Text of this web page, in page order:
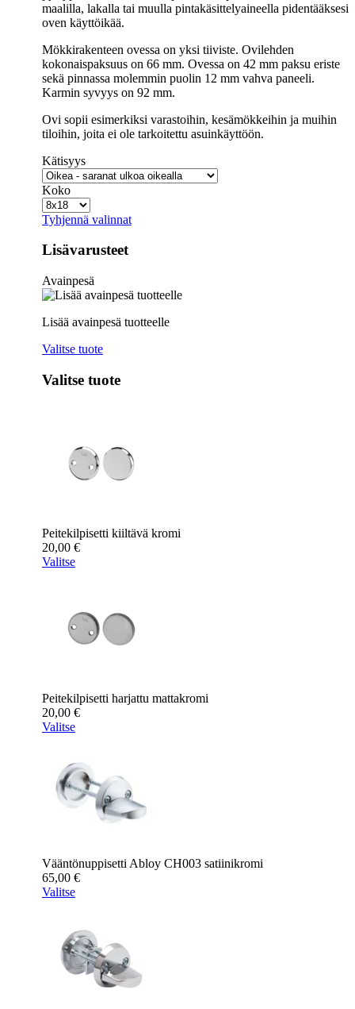
maalilla, lakalla tai muulla pintakäsittelyaineella pidentääksesi
oven käyttöikää.
Mökkirakenteen ovessa on yksi tiiviste. Ovilehden
kokonaispaksuus on 66 mm. Ovessa on 42 mm paksu eriste
sekä pinnassa molemmin puolin 12 mm vahva paneeli.
Karmin syvyys on 92 mm.
Ovi sopii esimerkiksi varastoihin, kesämökkeihin ja muihin
tiloihin, joita ei ole tarkoitettu asuinkäyttöön.
Kätisyys
Koko
Tyhjennä valinnat
Lisävarusteet
Avainpesä
Lisää avainpesä tuotteelle
Valitse tuote
Valitse tuote
Peitekilpisetti kiiltävä kromi
20,00 €
Valitse
Peitekilpisetti harjattu mattakromi
20,00 €
Valitse
Vääntönuppisetti Abloy CH003 satiinikromi
65,00 €
Valitse